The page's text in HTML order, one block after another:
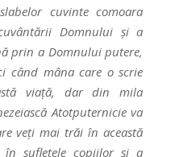
cuvinte comoara
Domnului și a
prin a Domnului putere,
când mâna care o scrie
viață, dar din mila
Atotputernicie va
veți mai trăi în această
sufletele copiilor și a